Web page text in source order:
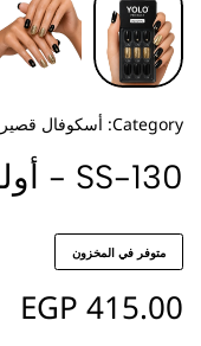
Category: أسكوفال قصير
SS-130 - أولد موني
متوفر في المخزون
EGP 415.00